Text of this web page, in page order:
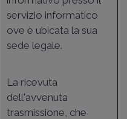
servizio informatico
ove è ubicata la sua
sede legale.
La ricevuta
dell'avvenuta
trasmissione, che